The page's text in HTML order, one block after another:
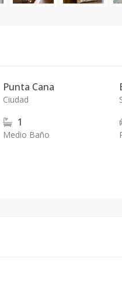
Punta Cana
Ciudad
1
Medio Baño